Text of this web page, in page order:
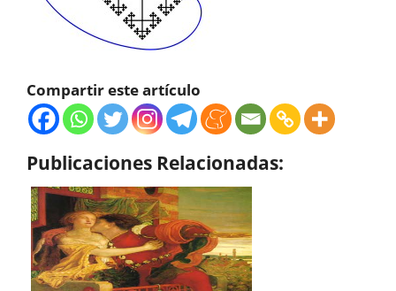
Compartir este artículo
Publicaciones Relacionadas: